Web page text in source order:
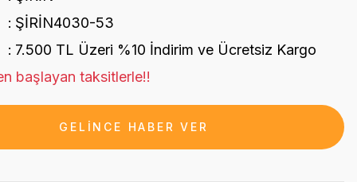
ŞİRİN4030-53
7.500 TL Üzeri %10 İndirim ve Ücretsiz Kargo
başlayan taksitlerle!!
GELİNCE HABER VER